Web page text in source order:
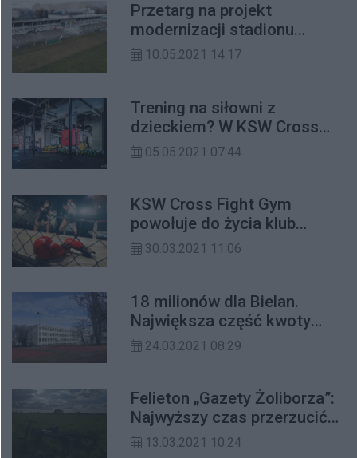
Przetarg na projekt
modernizacji stadionu
Marymontu rozstrzygnięty
10.05.2021 14:17
Trening na siłowni z
dzieckiem? W KSW Cross
Fight Gym to możliwe
05.05.2021 07:44
KSW Cross Fight Gym
powołuje do życia klub
sportowy dla młodzieży. „To
osiągnięcia sportowe na
najwyższym poziomie.”
30.03.2021 11:06
18 milionów dla Bielan.
Największa część kwoty
trafi na remonty szkół
24.03.2021 08:29
Felieton „Gazety Żoliborza”:
Najwyższy czas przerzucić
się na rower
13.03.2021 10:24